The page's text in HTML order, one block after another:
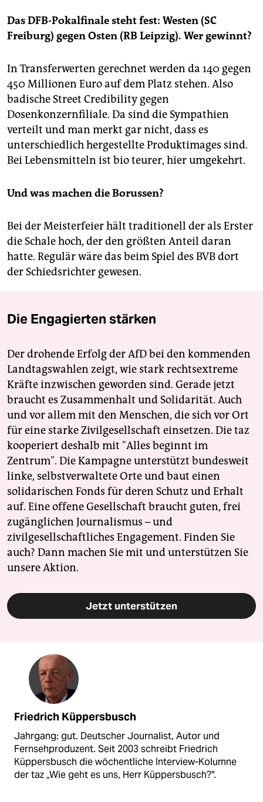
Das DFB-Pokalfinale steht fest: Westen (SC
Freiburg) gegen Osten (RB Leipzig). Wer gewinnt?
In Transferwerten gerechnet werden da 140 gegen
450 Millionen Euro auf dem Platz stehen. Also
badische Street Credibility gegen
Dosenkonzernfiliale. Da sind die Sympathien
verteilt und man merkt gar nicht, dass es
unterschiedlich hergestellte Produktimages sind.
Bei Lebensmitteln ist bio teurer, hier umgekehrt.
Und was machen die Borussen?
Bei der Meisterfeier hält traditionell der als Erster
die Schale hoch, der den größten Anteil daran
hatte. Regulär wäre das beim Spiel des BVB dort
der Schiedsrichter gewesen.
Die Engagierten stärken
Der drohende Erfolg der AfD bei den kommenden
Landtagswahlen zeigt, wie stark rechtsextreme
Kräfte inzwischen geworden sind. Gerade jetzt
braucht es Zusammenhalt und Solidarität. Auch
und vor allem mit den Menschen, die sich vor Ort
für eine starke Zivilgesellschaft einsetzen. Die taz
kooperiert deshalb mit "Alles beginnt im
Zentrum". Die Kampagne unterstützt bundesweit
linke, selbstverwaltete Orte und baut einen
solidarischen Fonds für deren Schutz und Erhalt
auf. Eine offene Gesellschaft braucht guten, frei
zugänglichen Journalismus – und
zivilgesellschaftliches Engagement. Finden Sie
auch? Dann machen Sie mit und unterstützen Sie
unsere Aktion.
Jetzt unterstützen
Friedrich Küppersbusch
Jahrgang: gut. Deutscher Journalist, Autor und
Fernsehproduzent. Seit 2003 schreibt Friedrich
Küppersbusch die wöchentliche Interview-Kolumne
der taz „Wie geht es uns, Herr Küppersbusch?".